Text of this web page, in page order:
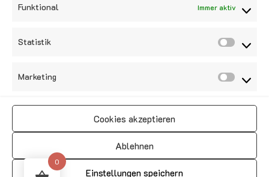
Funktional Immer aktiv
Statistik
Marketing
Cookies akzeptieren
Ablehnen
Einstellungen speichern
Vertrag widerrufen
0